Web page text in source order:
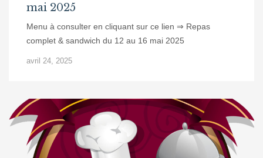
mai 2025
Menu à consulter en cliquant sur ce lien ⇒ Repas
complet & sandwich du 12 au 16 mai 2025
avril 24, 2025